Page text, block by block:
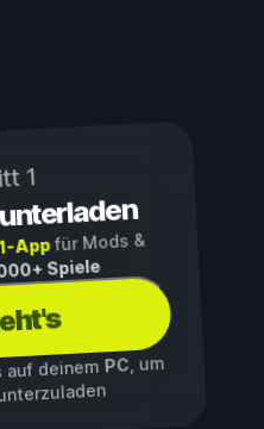
1
Appfür Mods &
Spiele
auf deinemPC , um